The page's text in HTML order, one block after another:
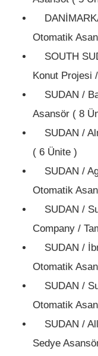
Otomatik
SOUTH
Konut Projesi
SUDAN /
Asansör ( 8
SUDAN /
( 6 Ünite )
SUDAN /
Otomatik
SUDAN /
Company /
SUDAN /
Otomatik
SUDAN /
Otomatik
SUDAN /
Sedye